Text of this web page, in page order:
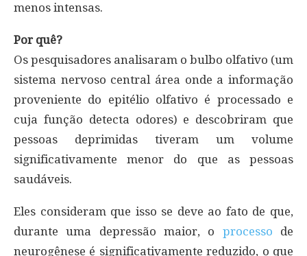
menos intensas.
Por quê?
Os pesquisadores analisaram o bulbo olfativo (um
sistema nervoso central área onde a informação
proveniente do epitélio olfativo é processado e
cuja função detecta odores) e descobriram que
pessoas deprimidas tiveram um volume
significativamente menor do que as pessoas
saudáveis.
Eles consideram que isso se deve ao fato de que,
durante uma depressão maior, o processo de
neurogênese é significativamente reduzido, o que